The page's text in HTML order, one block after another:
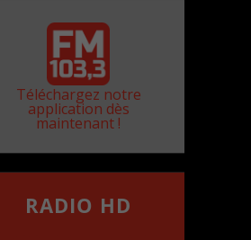
Téléchargez notre
application dès
maintenant !
RADIO HD